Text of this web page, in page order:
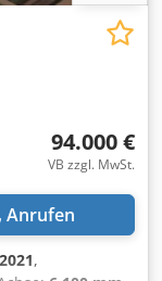
94.000 €
VB zzgl. MwSt.
Anrufen
2021,